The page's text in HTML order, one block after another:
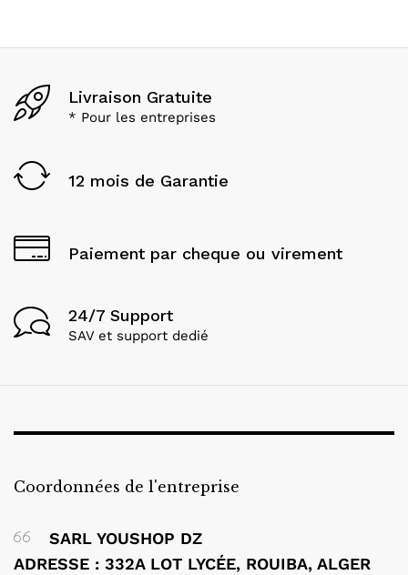
Livraison Gratuite
* Pour les entreprises
12 mois de Garantie
Paiement par cheque ou virement
24/7 Support
SAV et support dedié
Coordonnées de l'entreprise
SARL YOUSHOP DZ
ADRESSE : 332A LOT LYCÉE, ROUIBA, ALGER